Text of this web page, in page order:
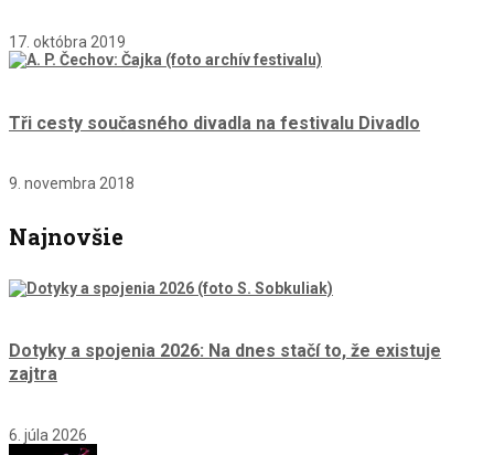
17. októbra 2019
Tři cesty současného divadla na festivalu Divadlo
9. novembra 2018
Najnovšie
Dotyky a spojenia 2026: Na dnes stačí to, že existuje
zajtra
6. júla 2026